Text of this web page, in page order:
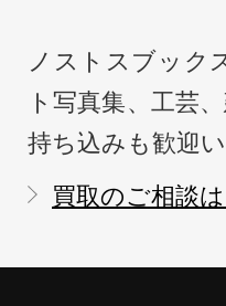
ノストスブック
ト写真集、工芸
持ち込みも歓迎い
買取のご相談